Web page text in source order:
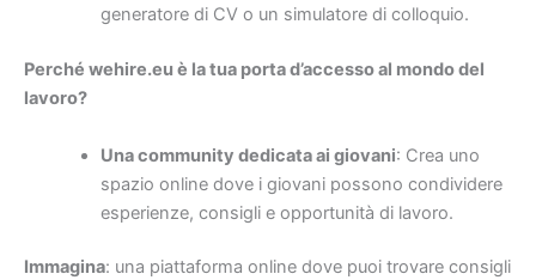
generatore di CV o un simulatore di colloquio.
Perché wehire.eu è la tua porta d’accesso al mondo del
lavoro?
Una community dedicata ai giovani: Crea uno
spazio online dove i giovani possono condividere
esperienze, consigli e opportunità di lavoro.
Immagina: una piattaforma online dove puoi trovare consigli